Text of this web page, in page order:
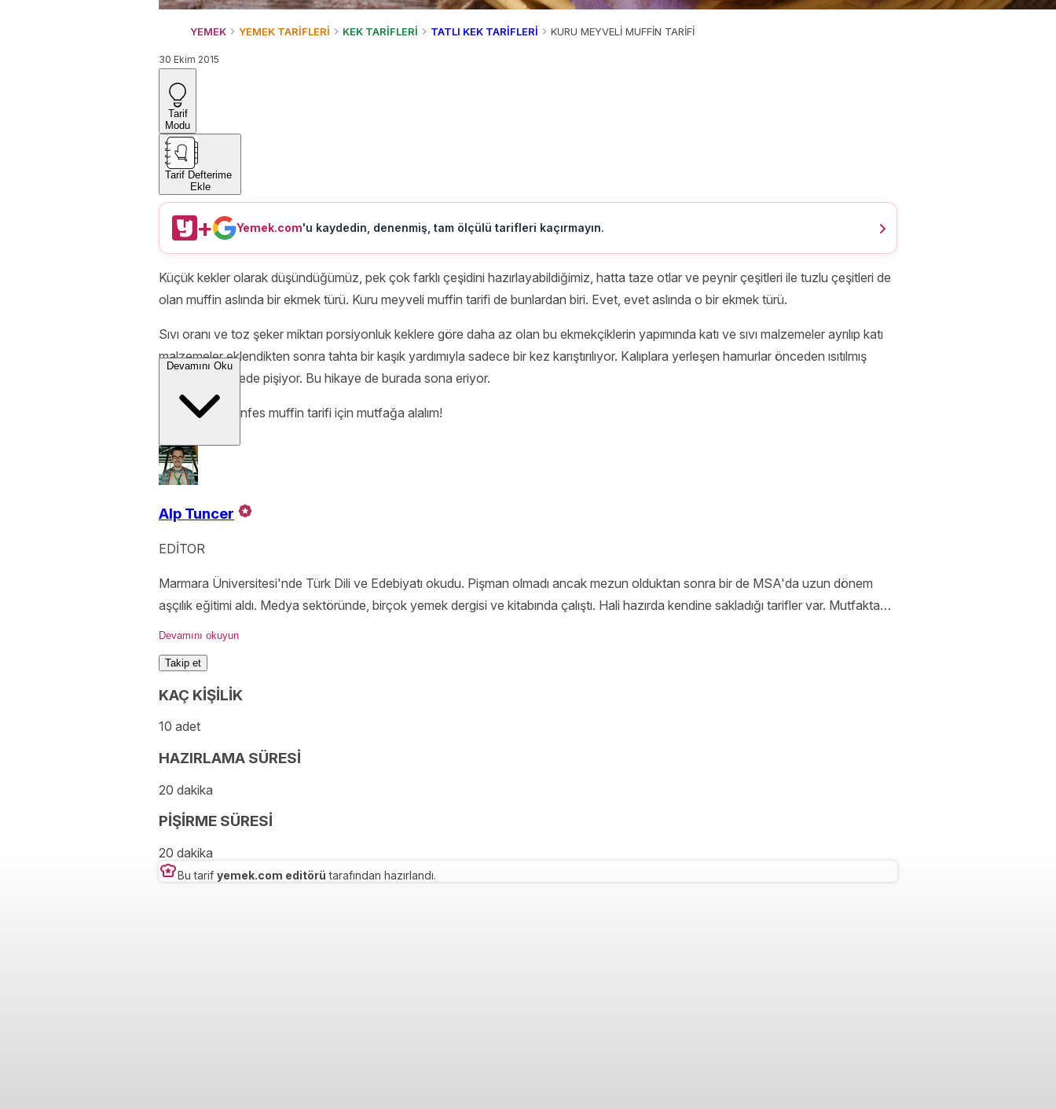
YEMEK YEMEK TARİFLERİ KEK TARİFLERİ TATLI KEK TARİFLERİ KURU MEYVELİ MUFFİN TARİFİ
30 Ekim 2015
Tarif
Modu
Tarif Defterime
Ekle
+ Yemek.com'u kaydedin, denenmiş, tam ölçülü tarifleri kaçırmayın.
Küçük kekler olarak düşündüğümüz, pek çok farklı çeşidini hazırlayabildiğimiz, hatta taze otlar ve peynir çeşitleri ile tuzlu çeşitleri de
olan muffin aslında bir ekmek türü. Kuru meyveli muffin tarifi de bunlardan biri. Evet, evet aslında o bir ekmek türü.
Sıvı oranı ve toz şeker miktarı porsiyonluk keklere göre daha az olan bu ekmekçiklerin yapımında katı ve sıvı malzemeler ayrılıp katı
malzemeler eklendikten sonra tahta bir kaşık yardımıyla sadece bir kez karıştırılıyor. Kalıplara yerleşen hamurlar önceden ısıtılmış
fırında kısa sürede pişiyor. Bu hikaye de burada sona eriyor.
Haydi sizi bu enfes muffin tarifi için mutfağa alalım!
Devamını Oku
Alp Tuncer
EDİTOR
Marmara Üniversitesi'nde Türk Dili ve Edebiyatı okudu. Pişman olmadı ancak mezun olduktan sonra bir de MSA'da uzun dönem
aşçılık eğitimi aldı. Medya sektöründe, birçok yemek dergisi ve kitabında çalıştı. Hali hazırda kendine sakladığı tarifler var. Mutfakta
Devamını okuyun
Takip et
KAÇ KİŞİLİK
10 adet
HAZIRLAMA SÜRESİ
20 dakika
PİŞİRME SÜRESİ
20 dakika
Bu tarif yemek.com editörü tarafından hazırlandı.